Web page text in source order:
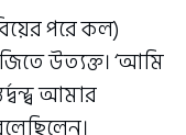
পরে কল)
উত্যক্ত। ‘আমি
আমার